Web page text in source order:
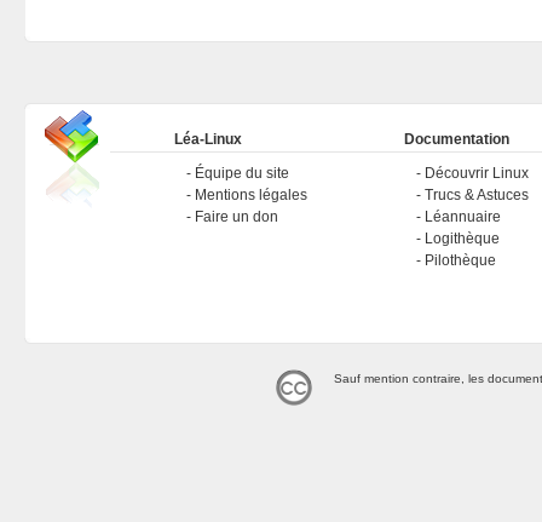
Léa-Linux
Équipe du site
Mentions légales
Faire un don
Documentation
Découvrir Linux
Trucs & Astuces
Léannuaire
Logithèque
Pilothèque
Sauf mention contraire, les